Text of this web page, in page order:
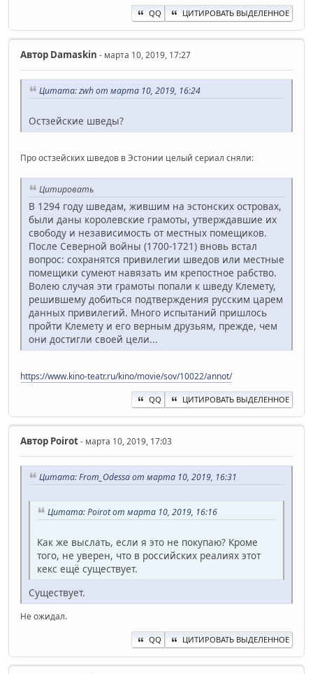
QQ ЦИТИРОВАТЬ ВЫДЕЛЕННОЕ
Автор Damaskin - марта 10, 2019, 17:27
Цитата: zwh от марта 10, 2019, 16:24
Остзейские шведы?
Про остзейских шведов в Эстонии целый сериал сняли:
Цитировать
В 1294 году шведам, жившим на эстонских островах,
были даны королевские грамоты, утверждавшие их
свободу и независимость от местных помещиков.
После Северной войны (1700-1721) вновь встал
вопрос: сохранятся привилегии шведов или местные
помещики сумеют навязать им крепостное рабство.
Волею случая эти грамоты попали к шведу Клемету,
решившему добиться подтверждения русским царем
данных привилегий. Много испытаний пришлось
пройти Клемету и его верным друзьям, прежде, чем
они достигли своей цели...
https://www.kino-teatr.ru/kino/movie/sov/10022/annot/
QQ ЦИТИРОВАТЬ ВЫДЕЛЕННОЕ
Автор Poirot- марта 10, 2019, 17:03
Цитата: From_Odessa от марта 10, 2019, 16:31
Цитата: Poirot от марта 10, 2019, 16:16
Как же выслать, если я это не покупаю? Кроме
того, не уверен, что в российских реалиях этот
кекс ещё существует.
Существует.
Не ожидал.
QQ ЦИТИРОВАТЬ ВЫДЕЛЕННОЕ